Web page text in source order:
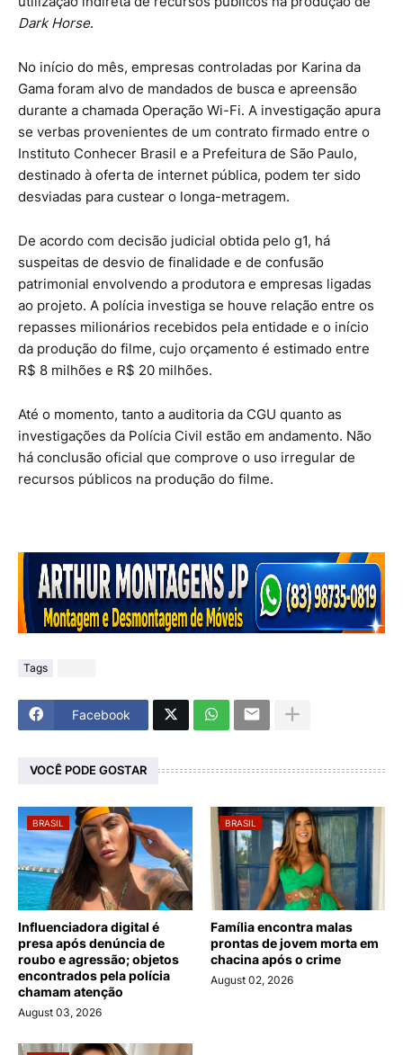
Dark Horse.
No início do mês, empresas controladas por Karina da
Gama foram alvo de mandados de busca e apreensão
durante a chamada Operação Wi-Fi. A investigação apura
se verbas provenientes de um contrato firmado entre o
Instituto Conhecer Brasil e a Prefeitura de São Paulo,
destinado à oferta de internet pública, podem ter sido
desviadas para custear o longa-metragem.
De acordo com decisão judicial obtida pelo g1, há
suspeitas de desvio de finalidade e de confusão
patrimonial envolvendo a produtora e empresas ligadas
ao projeto. A polícia investiga se houve relação entre os
repasses milionários recebidos pela entidade e o início
da produção do filme, cujo orçamento é estimado entre
R$ 8 milhões e R$ 20 milhões.
Até o momento, tanto a auditoria da CGU quanto as
investigações da Polícia Civil estão em andamento. Não
há conclusão oficial que comprove o uso irregular de
recursos públicos na produção do filme.
Tags
Facebook
VOCÊ PODE GOSTAR
BRASIL
Influenciadora digital é
presa após denúncia de
roubo e agressão; objetos
encontrados pela polícia
chamam atenção
August 03, 2026
BRASIL
Família encontra malas
prontas de jovem morta em
chacina após o crime
August 02, 2026